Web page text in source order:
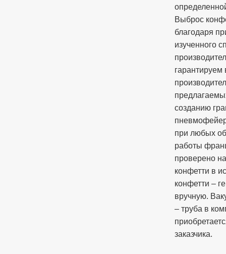
Выброс
благодаря
изученного
созданию
при любых
работы
проверено
конфетти в
конфетти –
вручную.
– труба в
заказчика.